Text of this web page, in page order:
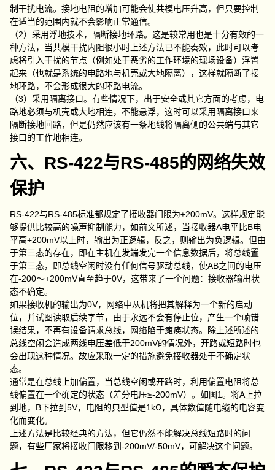
制干扰电流。接地电阻的增加可能会使共模电压升高，但只要控制
在适当的范围内就不会影响正常通信。
（2）采用浮地技术，隔断接地环路。这是较常用也是十分有效的一
种方法，当共模干扰内阻很小时上述方法已不能奏效，此时可以考
虑将引入干扰的节点（例如处于恶劣的工作环境的现场设备）浮置
起来（也就是系统的电路地与机壳或大地隔离），这样就隔断了接
地环路，不会形成很大的环路电流。
（3）采用隔离接口。有些情况下，出于安全或其它方面的考虑，电
路地必须与机壳或大地相连，不能悬浮，这时可以采用隔离接口来
隔断接地回路，但是仍然应该有一条地线将隔离侧的公共端与其它
接口的工作地相连。
六、RS-422与RS-485的网络失效
保护
RS-422与RS-485标准都规定了接收器门限为±200mV。这样规定能
够提供比较高的噪声抑制能力，如前文所述，当接收器A电平比B电
平高+200mV以上时，输出为正逻辑，反之，则输出为负逻辑。但由
于第三态的存在，即在主机在发端发完一个信息数据后，将总线置
于第三态，即总线空闲时没有任何信号驱动总线，使AB之间的电压
在-200～+200mV直至趋于0V，这带来了一个问题：接收器输出状
态不确定。
如果接收机的输出为0V，网络中从机将把其解释为一个新的启动
位，并试图读取后续字节，由于永远不会有停止位，产生一个帧错
误结果，不再有设备请求总线，网络陷于瘫痪状态。除上述所述的
总线空闲会造成两线电压差低于200mV的情况外，开路或短路时也
会出现这种情况。故应采取一定的措施避免接收器处于不确定状
态。
通常是在总线上加偏置，当总线空闲或开路时，利用偏置电阻将总
线偏置在一个确定的状态（差分电压≥-200mV）。如图1。将A上拉
到地，B下拉到5V，电阻的典型值是1kΩ，具体数值随电缆的电容变
化而变化。
上述方法是比较经典的方法，但它仍然不能解决总线短路时的问
题，有些厂家将接收门限移到-200mV/-50mV，可解决这个问题。